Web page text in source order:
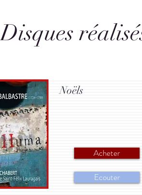
Disques
Noëls
Acheter
Ecouter